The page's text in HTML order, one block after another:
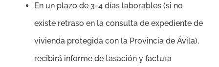
En un plazo de 3-4 días laborables (si no
existe retraso en la consulta de expediente de
vivienda protegida con la Provincia de Ávila),
recibirá informe de tasación y factura